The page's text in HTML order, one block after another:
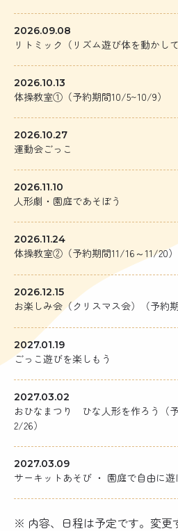
2026.09.08
リトミック（リズム遊び体を動かして
2026.10.13
体操教室①（予約期間10/5~10/9）
2026.10.27
運動会ごっこ
2026.11.10
人形劇・園庭であそぼう
2026.11.24
体操教室②（予約期間11/16～11/20）
2026.12.15
お楽しみ会（クリスマス会）（予約期
2027.01.19
ごっこ遊びを楽しもう
2027.03.02
おひなまつり ひな人形を作ろう（
2/26）
2027.03.09
サーキットあそび ・ 園庭で自由に遊
※ 内容、日程は予定です。変更